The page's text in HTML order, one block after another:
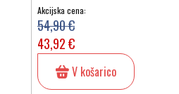
Akcijska cena:
54,90 €
43,92 €
V košarico